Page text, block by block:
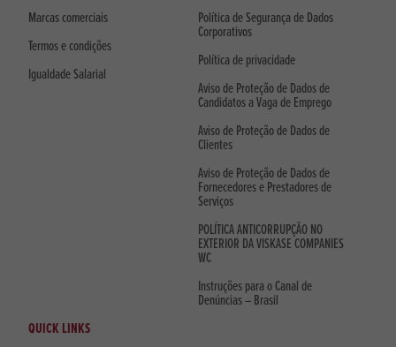
Marcas comerciais
Termos e condições
Igualdade Salarial
Política de Segurança de Dados
Corporativos
Política de privacidade
Aviso de Proteção de Dados de
Candidatos a Vaga de Emprego
Aviso de Proteção de Dados de
Clientes
Aviso de Proteção de Dados de
Fornecedores e Prestadores de
Serviços
POLÍTICA ANTICORRUPÇÃO NO
EXTERIOR DA VISKASE COMPANIES
WC
Instruções para o Canal de
Denúncias – Brasil
QUICK LINKS